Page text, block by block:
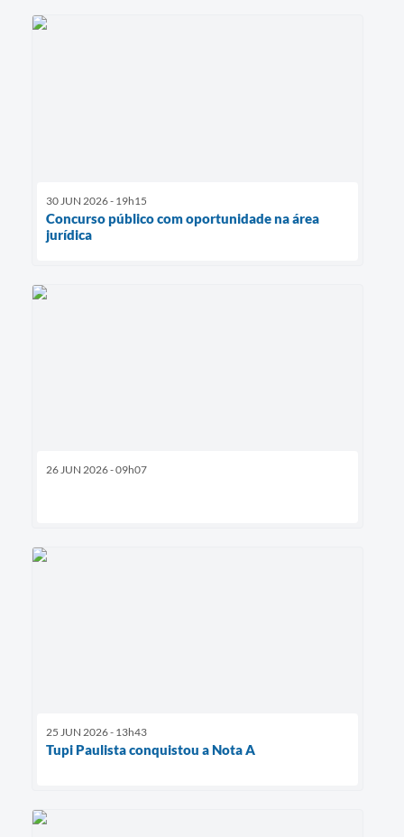
30 JUN 2026 - 19h15
Concurso público com oportunidade na área
jurídica
26 JUN 2026 - 09h07
25 JUN 2026 - 13h43
Tupi Paulista conquistou a Nota A